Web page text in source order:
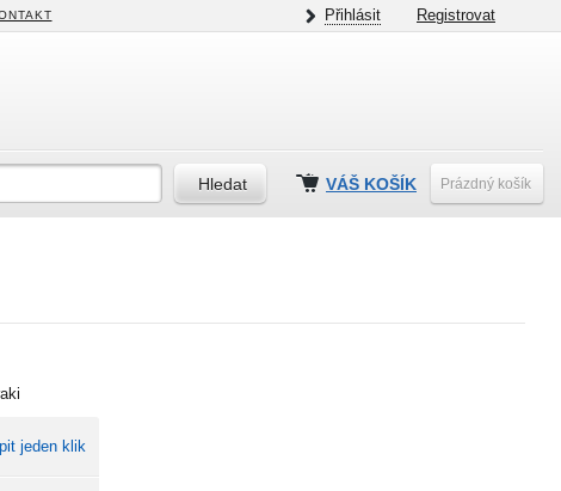
Přihlásit Registrovat
VÁŠ KOŠÍK Prázdný košík
jeden klik